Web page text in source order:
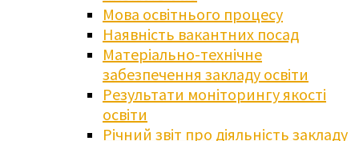
Мова освітнього процесу
Наявність вакантних посад
Матеріально-технічне
забезпечення закладу освіти
Результати моніторингу якості
освіти
Річний звіт про діяльність закладу